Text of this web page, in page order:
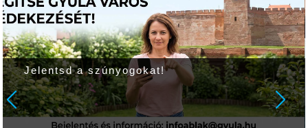
A rajzfilmek voltak a fókuszban a gyulai
kvízversenyen